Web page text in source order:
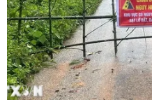
Khai mạc
2023 tại Văn Miếu-
15/01/2023 05:00